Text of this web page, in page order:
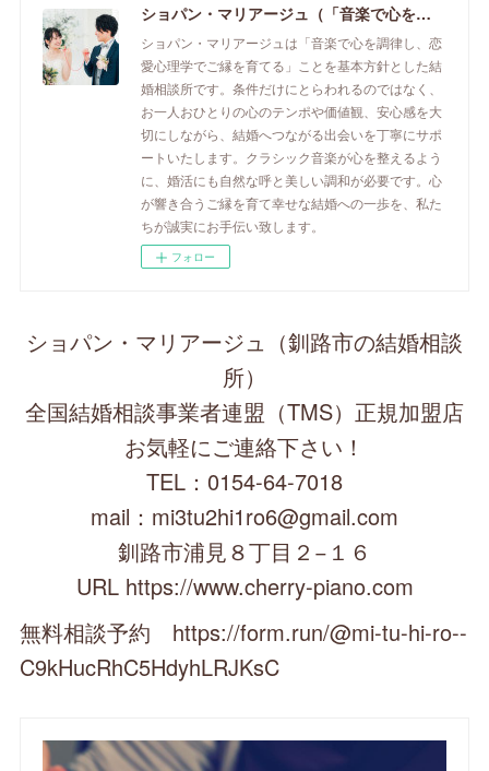
ショパン・マリアージュ（「音楽で心を調律し恋愛心理学でご縁を育てる」釧路市の結婚相談所）/ 全国結婚相談事業者連盟正規加盟店 / cherry-piano.com
ショパン・マリアージュは「音楽で心を調律し、恋
愛心理学でご縁を育てる」ことを基本方針とした結
婚相談所です。条件だけにとらわれるのではなく、
お一人おひとりの心のテンポや価値観、安心感を大
切にしながら、結婚へつながる出会いを丁寧にサポ
ートいたします。クラシック音楽が心を整えるよう
に、婚活にも自然な呼と美しい調和が必要です。心
が響き合うご縁を育て幸せな結婚への一歩を、私た
ちが誠実にお手伝い致します。
フォロー
ショパン・マリアージュ（釧路市の結婚相談
所）
全国結婚相談事業者連盟（TMS）正規加盟店
お気軽にご連絡下さい！
TEL：0154-64-7018
mail：mi3tu2hi1ro6@gmail.com
釧路市浦見８丁目２−１６
URL https://www.cherry-piano.com
無料相談予約 https://form.run/@mi-tu-hi-ro--
C9kHucRhC5HdyhLRJKsC